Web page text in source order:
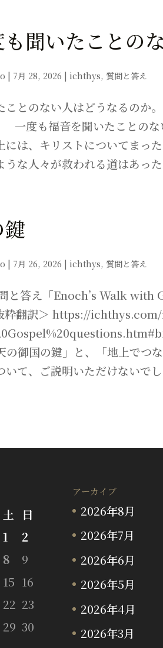
聞いたことの
| 7月 28, 2026 | ichthys,質問と答え
ことのない人はどうなるの
度も福音を聞いたことのな
には、キリストについてまっ
うな人々が救われる道はあっ
| 7月 26, 2026 | ichthys,質問と答え
と答え「Enoch’s Walk
粋翻訳＞ https://
の御国の鍵」と、「地上でつ
いて、ご説明いただけないで
土
日
1
2
8
9
15 16
22 23
29 30
アーカイブ
2026年8月
2026年7月
2026年6月
2026年5月
2026年4月
2026年3月